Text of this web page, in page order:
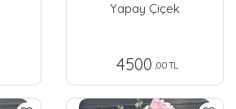
Yapay Çiçek
4500 ,00 TL